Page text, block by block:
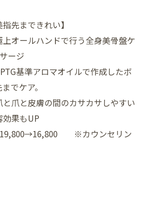
先まできれい】
ンドで行う全身美骨盤ケ
ージ
基準アロマオイルで作成したボ
でケア。
の間のカサカサしやすい
効果もUP
※カウンセリン